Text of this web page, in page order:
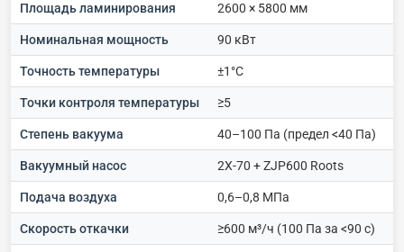
Площадь ламинирования 2600 × 5800 мм
Номинальная мощность 90 кВт
Точность температуры ±1°C
Точки контроля температуры ≥5
Степень вакуума 40–100 Па (предел <40 Па)
Вакуумный насос 2X-70 + ZJP600 Roots
Подача воздуха 0,6–0,8 МПа
Скорость откачки ≥600 м³/ч (100 Па за <90 с)